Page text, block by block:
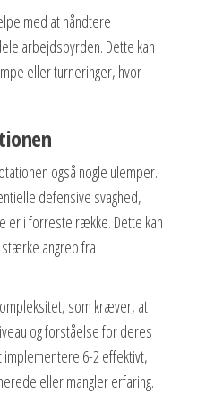
med at håndtere
arbejdsbyrden. Dette kan
eller turneringer, hvor
også nogle ulemper.
defensive svaghed,
er i forreste række. Dette kan
angreb fra
som kræver, at
og forståelse for deres
6-2 effektivt,
eller mangler erfaring.